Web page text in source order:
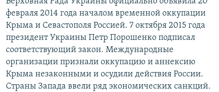
февраля 2014 года началом временной оккупации
Крыма и Севастополя Россией. 7 октября 2015 года
президент Украины Петр Порошенко подписал
соответствующий закон. Международные
организации признали оккупацию и аннексию
Крыма незаконными и осудили действия России.
Страны Запада ввели ряд экономических санкций.